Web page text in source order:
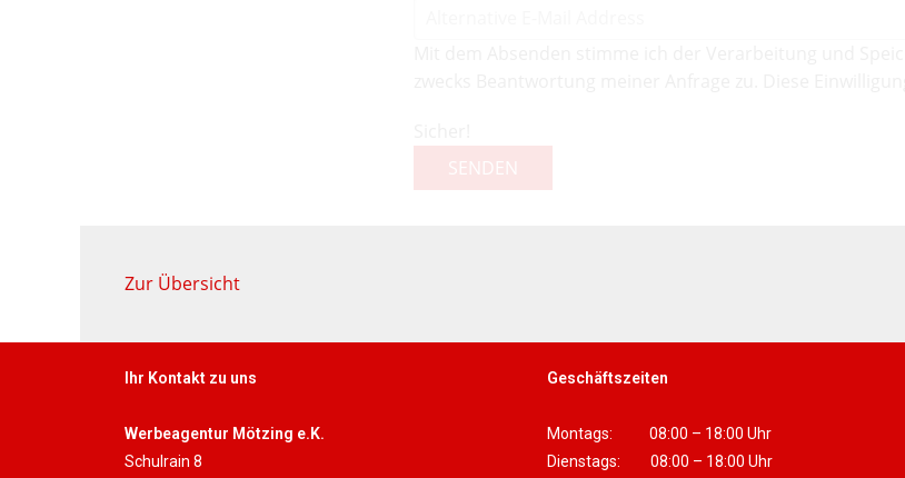
SENDEN
Zur Übersicht
Ihr Kontakt zu uns
Werbeagentur Mötzing e.K.
Schulrain 8
Geschäftszeiten
Montags: 08:00 – 18:00 Uhr
Dienstags: 08:00 – 18:00 Uhr